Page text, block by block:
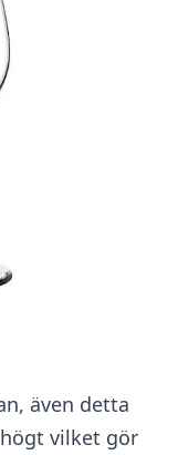
även detta
vilket gör